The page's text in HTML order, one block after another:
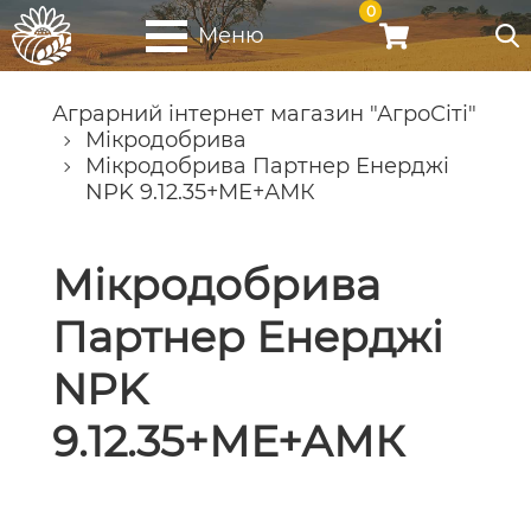
Меню
0
Аграрний інтернет магазин "АгроСіті"
Мікродобрива
Мікродобрива Партнер Енерджі
NPK 9.12.35+МЕ+АМК
Мікродобрива
Партнер Енерджі
NPK
9.12.35+МЕ+АМК